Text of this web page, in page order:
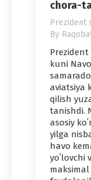
chora-
Prezident
By
Prezident
kuni
aviatsiya
qilish
tanishdi.
asosiy
yilga
havo
yoʻlovchi